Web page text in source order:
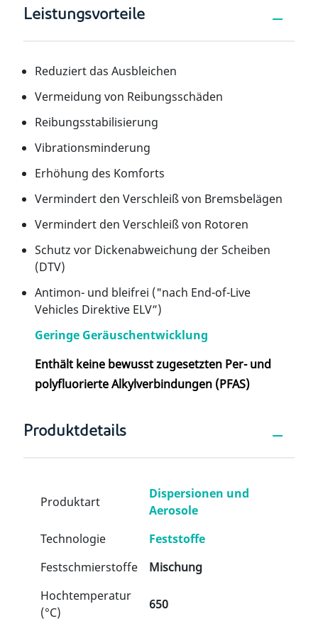
Leistungsvorteile
Reduziert das Ausbleichen
Vermeidung von Reibungsschäden
Reibungsstabilisierung
Vibrationsminderung
Erhöhung des Komforts
Vermindert den Verschleiß von Bremsbelägen
Vermindert den Verschleiß von Rotoren
Schutz vor Dickenabweichung der Scheiben
(DTV)
Antimon- und bleifrei ("nach End-of-Live
Vehicles Direktive ELV”)
Geringe Geräuschentwicklung
Enthält keine bewusst zugesetzten Per- und
polyfluorierte Alkylverbindungen (PFAS)
Produktdetails
Produktart
Dispersionen und
Aerosole
Technologie
Feststoffe
Festschmierstoffe
Mischung
Hochtemperatur
(°C)
650